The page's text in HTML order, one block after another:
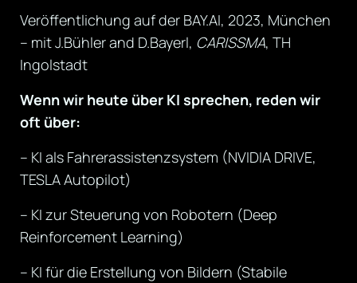
Veröffentlichung auf der BAY.AI, 2023, München
– mit J.Bühler and D.Bayerl, CARISSMA, TH
Ingolstadt
Wenn wir heute über KI sprechen, reden wir
oft über:
– KI als Fahrerassistenzsystem (NVIDIA DRIVE,
TESLA Autopilot)
– KI zur Steuerung von Robotern (Deep
Reinforcement Learning)
– KI für die Erstellung von Bildern (Stabile